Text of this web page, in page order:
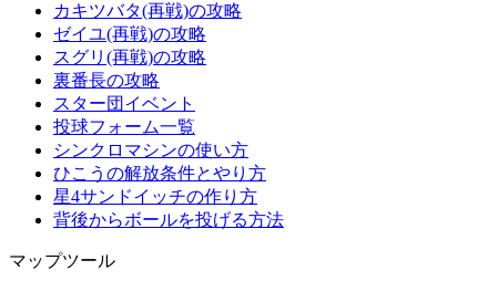
カキツバタ(再戦)の攻略
ゼイユ(再戦)の攻略
スグリ(再戦)の攻略
裏番長の攻略
スター団イベント
投球フォーム一覧
シンクロマシンの使い方
ひこうの解放条件とやり方
星4サンドイッチの作り方
背後からボールを投げる方法
マップツール